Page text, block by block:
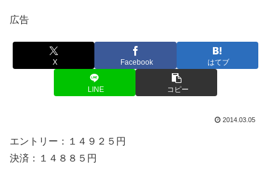
広告
X Facebook はてブ
LINE コピー
2014.03.05
エントリー：１４９２５円
決済：１４８８５円